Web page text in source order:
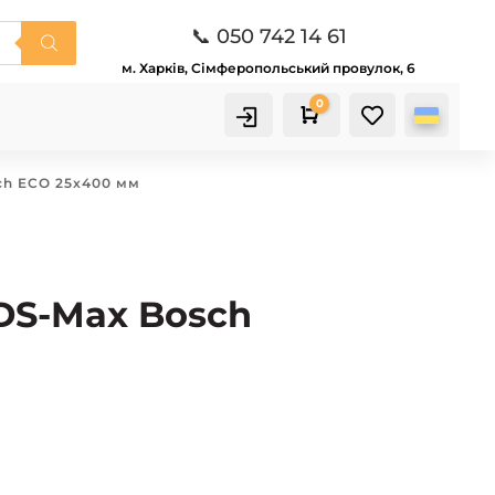
📞 050 742 14 61
м. Харків, Сімферопольський провулок, 6
Кошик
0

ECO 25х400 мм
Max Bosch